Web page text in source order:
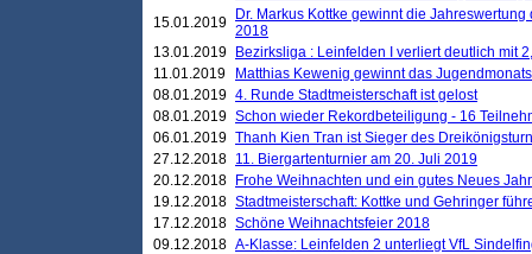
15.01.2019
Dr. Markus Kottke gewinnt die
2018
13.01.2019
Bezirksliga : Leinfelden I verliert deutlich mit
11.01.2019
Matthias Kewenig gewinnt das
08.01.2019 4. Runde Stadtmeisterschaft ist gelost
08.01.2019 Schon wieder Rekordbeteiligung - 16
06.01.2019 Thanh Kien Tran ist Sieger des
27.12.2018 11. Biergartenturnier am 20. Juli 2019
20.12.2018
Frohe Weihnachten und ein gutes Neues
19.12.2018 Stadtmeisterschaft: Kottke und Gehringer
17.12.2018 Schöne Weihnachtsfeier 2018
09.12.2018 A-Klasse: Leinfelden 2 unterliegt VfL